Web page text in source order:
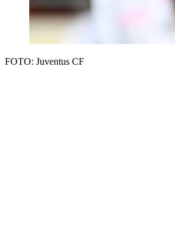
FOTO: Juventus CF